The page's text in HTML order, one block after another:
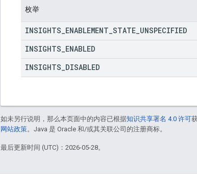
枚举
INSIGHTS ENABLEMENT STATE UNSPECIFIED
INSIGHTS ENABLED
INSIGHTS DISABLED
如未另行说明，那么本页面中的内容已根据知识共享署名 4.0 许可
网站政策。Java 是 Oracle 和/或其关联公司的注册商标。
最后更新时间 (UTC)：2026-05-28。